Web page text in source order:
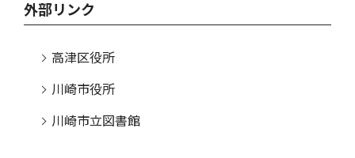
外部リンク
高津区役所
川崎市役所
川崎市立図書館